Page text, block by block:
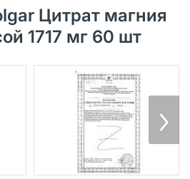
Цитрат магния
1717 мг 60 шт